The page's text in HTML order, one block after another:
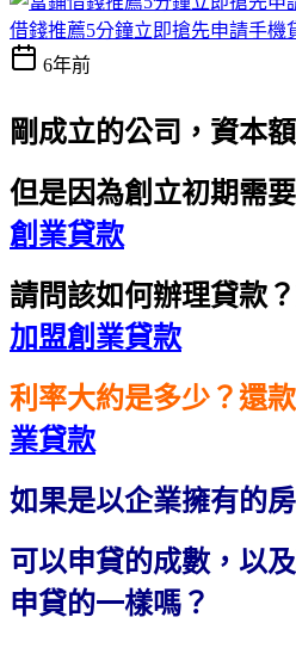
借錢推薦5分鐘立即搶先申請手機
6年前
剛成立的公司，資本
但是因為創立初期需
創業貸款
請問該如何辦理貸款
加盟創業貸款
利率大約是多少？還
業貸款
如果是以企業擁有的
可以申貸的成數，以
申貸的一樣嗎？